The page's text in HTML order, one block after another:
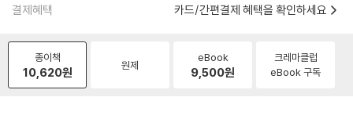
결제혜택 카드/간편결제 혜택을 확인하세요
종이책
10,620원 원제
eBook
9,500원
크레마클럽
eBook 구독